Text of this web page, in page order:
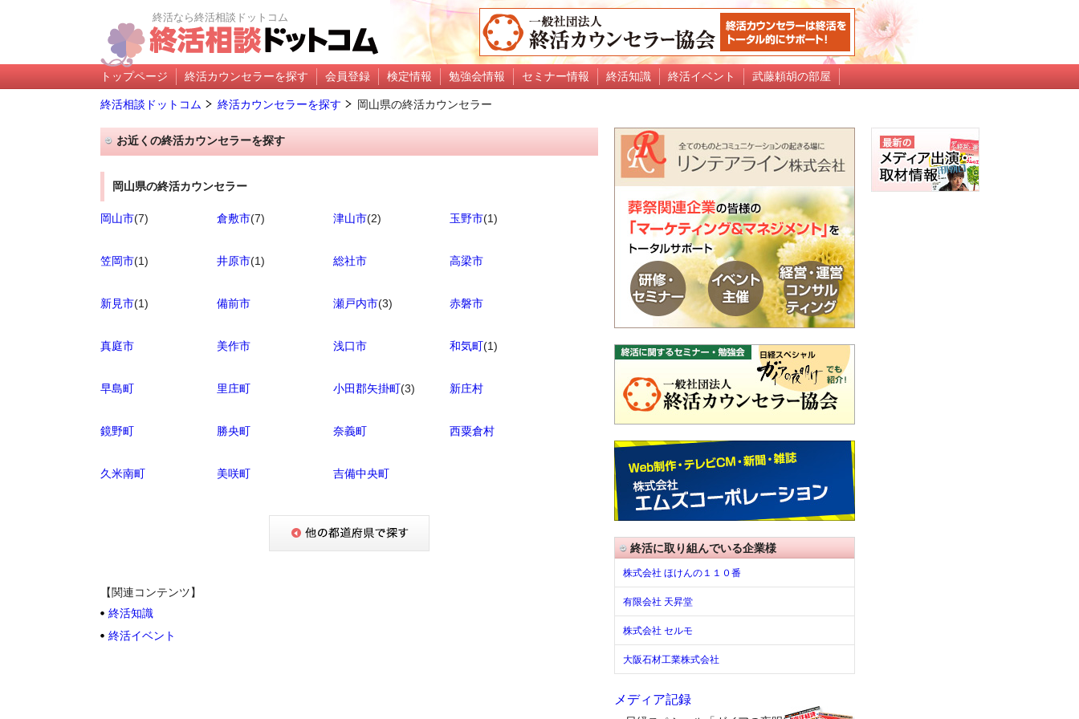
終活なら終活相談ドットコム
トップページ 終活カウンセラーを探す 会員登録 検定情報 勉強会情報 セミナー情報 終活知識 終活イベント 武藤頼胡の部屋
終活相談ドットコム 終活カウンセラーを探す 岡山県の終活カウンセラー
お近くの終活カウンセラーを探す
岡山県の終活カウンセラー
岡山市(7) 倉敷市(7) 津山市(2) 玉野市(1)
笠岡市(1) 井原市(1) 総社市 高梁市
新見市(1) 備前市 瀬戸内市(3) 赤磐市
真庭市 美作市 浅口市 和気町(1)
早島町 里庄町 小田郡矢掛町(3) 新庄村
鏡野町 勝央町 奈義町 西粟倉村
久米南町 美咲町 吉備中央町
【関連コンテンツ】
終活知識
終活イベント
終活に取り組んでいる企業様
株式会社 ほけんの１１０番
有限会社 天昇堂
株式会社 セルモ
大阪石材工業株式会社
メディア記録